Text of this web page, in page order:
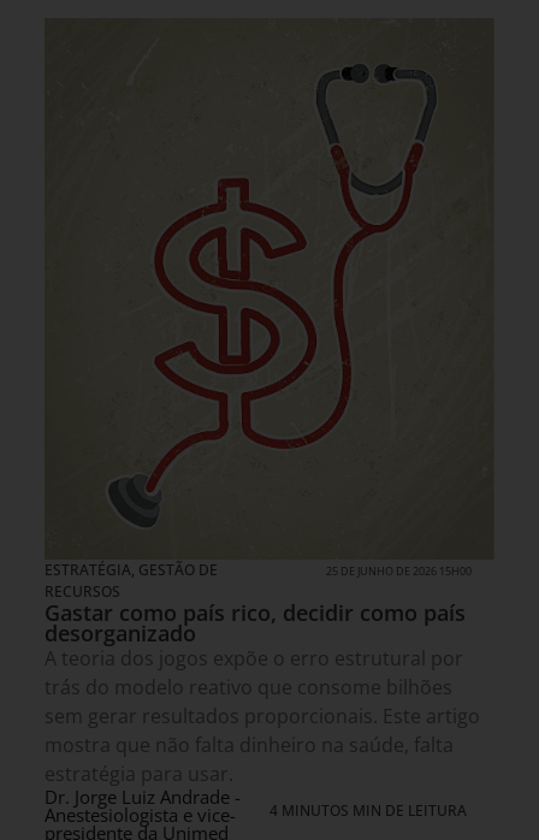
ESTRATÉGIA, GESTÃO DE
RECURSOS
25 DE JUNHO DE 2026 15H00
Gastar como país rico, decidir como país
desorganizado
A teoria dos jogos expõe o erro estrutural por
trás do modelo reativo que consome bilhões
sem gerar resultados proporcionais. Este artigo
mostra que não falta dinheiro na saúde, falta
estratégia para usar.
Dr. Jorge Luiz Andrade -
Anestesiologista e vice-
presidente da Unimed
4 MINUTOS MIN DE LEITURA